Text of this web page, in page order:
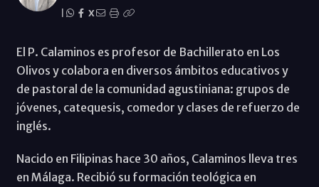
X
El P. Calaminos es profesor de Bachillerato en Los
Olivos y colabora en diversos ámbitos educativos y
de pastoral de la comunidad agustiniana: grupos de
jóvenes, catequesis, comedor y clases de refuerzo de
inglés.
Nacido en Filipinas hace 30 años, Calaminos lleva tres
en Málaga. Recibió su formación teológica en